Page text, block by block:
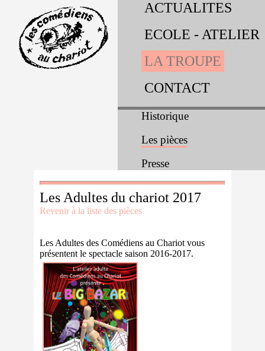
ACTUALITES
ECOLE - ATELIER
LA TROUPE
CONTACT
Historique
Les pièces
Presse
Les Adultes du chariot 2017
Revenir à la liste des pièces
Les Adultes des Comédiens au Chariot vous
présentent le spectacle saison 2016-2017.